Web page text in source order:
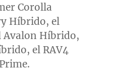
Corolla
Híbrido, el
Avalon Híbrido,
el RAV4